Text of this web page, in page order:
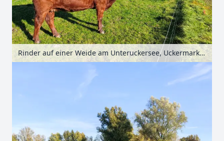
Rinder auf einer Weide am Unteruckersee, Uckermark, Brandenburg, Deutschland